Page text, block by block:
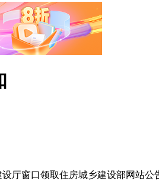
厅窗口领取住房城乡建设部网站公